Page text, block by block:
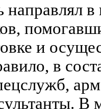
направлял
и
в
В